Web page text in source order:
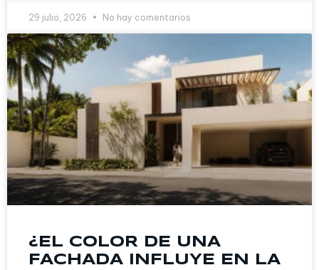
29 julio, 2026 No hay comentarios
¿EL COLOR DE UNA
FACHADA INFLUYE EN LA